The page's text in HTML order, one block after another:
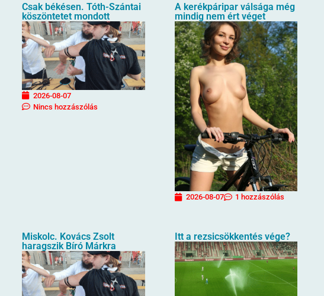
Csak békésen. Tóth-Szántai
köszöntetet mondott
2026-08-07
Nincs hozzászólás
A kerékpáripar válsága még
mindig nem ért véget
2026-08-07 1 hozzászólás
Miskolc. Kovács Zsolt
haragszik Bíró Márkra
Itt a rezsicsökkentés vége?